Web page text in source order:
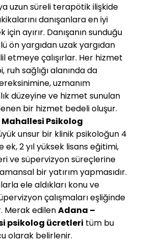
uzun süreli terapötik ilişkide
danışanlara en iyi
ayırır. Danışanın sunduğu
ön yargıdan uzak yargıdan
etmeye çalışırlar. Her hizmet
ruh sağlığı alanında da
uzmanım
düzeyine ve hizmet sunulan
bir hizmet bedeli oluşur.
Psikolog
unsur bir klinik psikoloğun 4
ek, 2 yıl yüksek lisans eğitimi,
ve süpervizyon süreçlerine
bir yatırım yapmasıdır.
ele aldıkları konu ve
çalışmaları eşliğinde
Merak edilenAdana –
psikolog ücretleri tüm bu
olarak belirlenir.